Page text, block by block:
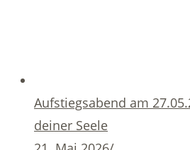
Aufstiegsabend am
deiner Seele